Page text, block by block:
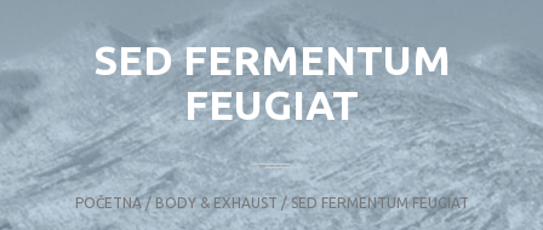
SED FERMENTUM
FEUGIAT
POČETNA/ BODY & EXHAUST / SED FERMENTUM FEUGIAT